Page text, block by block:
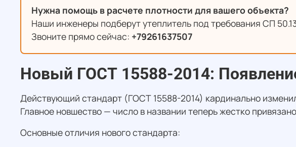
Нужна помощь в расчете плотности для вашего объекта?
Наши инженеры подберут утеплитель под требования СП
Звоните прямо сейчас: +79261637507
Новый ГОСТ 15588-2014:
Действующий стандарт (ГОСТ 15588-2014) кардинально
Главное новшество — число в названии теперь жестко
Основные отличия нового стандарта: